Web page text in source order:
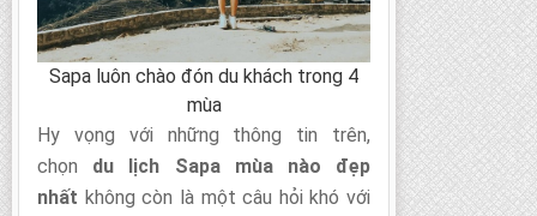
Sapa luôn chào đón du khách trong 4
mùa
Hy vọng với những thông tin trên,
chọn du lịch Sapa mùa nào đẹp
nhất không còn là một câu hỏi khó với